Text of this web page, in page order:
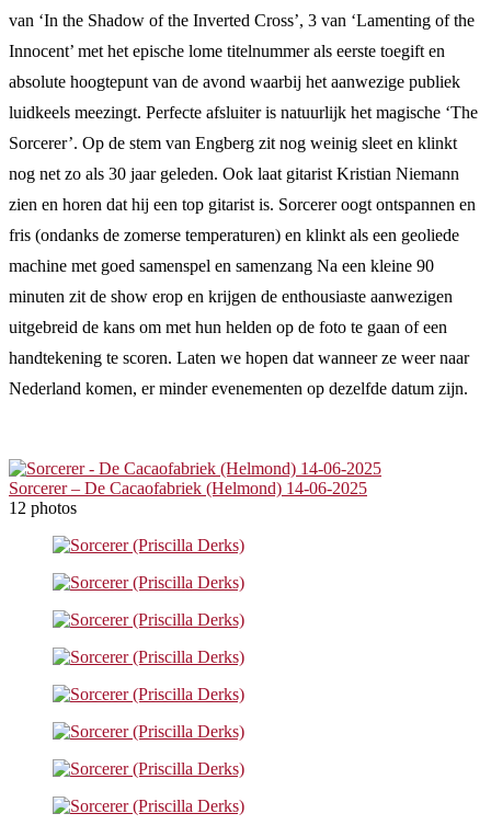
van ‘In the Shadow of the Inverted Cross’, 3 van ‘Lamenting of the
Innocent’ met het epische lome titelnummer als eerste toegift en
absolute hoogtepunt van de avond waarbij het aanwezige publiek
luidkeels meezingt. Perfecte afsluiter is natuurlijk het magische ‘The
Sorcerer’. Op de stem van Engberg zit nog weinig sleet en klinkt
nog net zo als 30 jaar geleden. Ook laat gitarist Kristian Niemann
zien en horen dat hij een top gitarist is. Sorcerer oogt ontspannen en
fris (ondanks de zomerse temperaturen) en klinkt als een geoliede
machine met goed samenspel en samenzang Na een kleine 90
minuten zit de show erop en krijgen de enthousiaste aanwezigen
uitgebreid de kans om met hun helden op de foto te gaan of een
handtekening te scoren. Laten we hopen dat wanneer ze weer naar
Nederland komen, er minder evenementen op dezelfde datum zijn.
Sorcerer – De Cacaofabriek (Helmond) 14-06-2025
12 photos